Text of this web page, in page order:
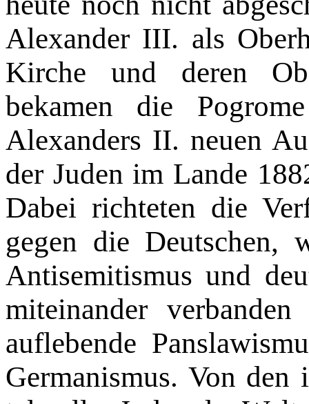
Alexander III. als
Kirche und deren
bekamen die
Alexanders II. neuen
der Juden im Lande
Dabei richteten die
gegen die Deutschen,
Antisemitismus und
miteinander
auflebende
Germanismus. Von